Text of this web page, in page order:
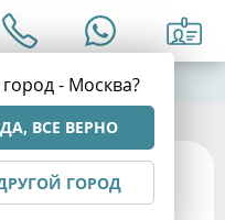
- Москва?
ДА, ВСЕ ВЕРНО
ГОРОД